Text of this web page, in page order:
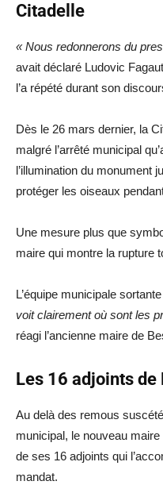
Citadelle
« Nous redonnerons du
avait déclaré Ludovic
l’a répété durant son
Dès le 26 mars dernier, la
malgré l’arrêté municipal
l’illumination du monument
protéger les oiseaux
Une mesure plus que
maire qui montre la rupture
L’équipe municipale
voit clairement où sont les
réagi l’ancienne maire de
Les 16 adjoints de
Au delà des remous
municipal, le nouveau
de ses 16 adjoints qui
mandat.